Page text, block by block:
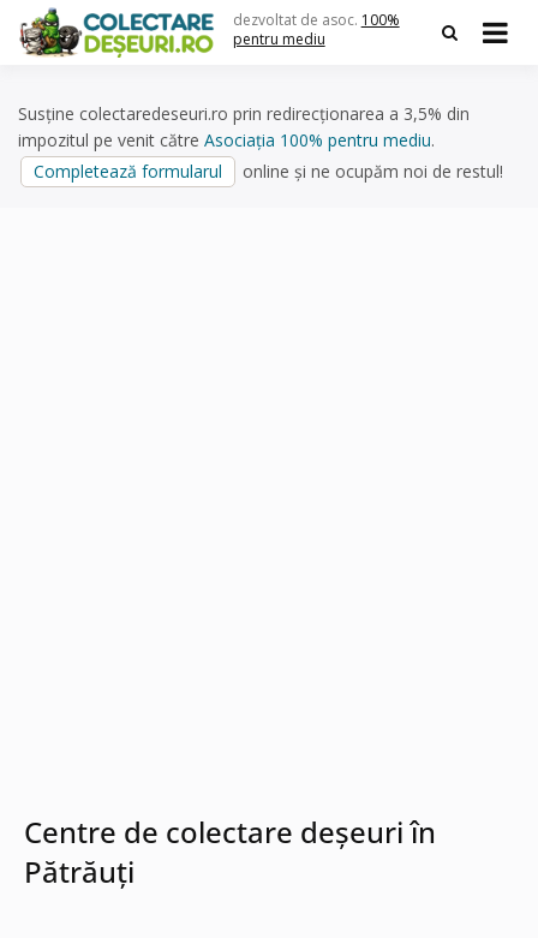
content
dezvoltat de asoc. 100%
pentru mediu
Susține colectaredeseuri.ro prin redirecționarea a 3,5% din
impozitul pe venit către Asociația 100% pentru mediu.
Completează formularul
online și ne ocupăm noi de restul!
Centre de colectare deșeuri în
Pătrăuți